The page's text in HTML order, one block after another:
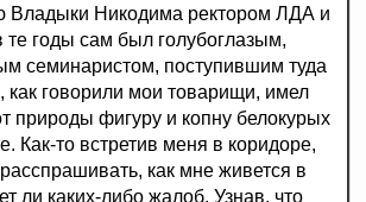
Владыки Никодима ректором ЛДА и
годы сам был голубоглазым,
семинаристом, поступившим туда
как говорили мои товарищи, имел
природы фигуру и копну белокурых
Как-то встретив меня в коридоре,
как мне живется в
ли каких-либо жалоб. Узнав, что